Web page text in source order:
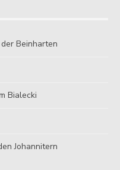
Beinharten
Bialecki
Johannitern